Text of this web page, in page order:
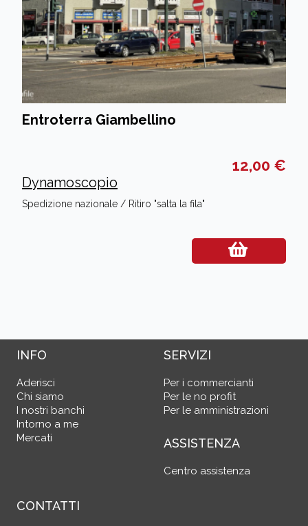
Entroterra Giambellino
12,00 €
Dynamoscopio
Spedizione nazionale / Ritiro "salta la fila"
INFO
Aderisci
Chi siamo
I nostri banchi
Intorno a me
Mercati
SERVIZI
Per i commercianti
Per le no profit
Per le amministrazioni
ASSISTENZA
Centro assistenza
CONTATTI